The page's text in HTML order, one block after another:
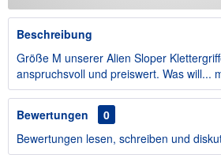
Beschreibung
Größe M unserer Alien Sloper
anspruchsvoll und preiswert. Was will...
Bewertungen
0
Bewertungen lesen, schreiben und